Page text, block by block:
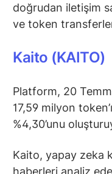
doğrudan iletişim
ve token
Kaito (KAITO)
Platform, 20
17,59 milyon
%4,30’unu
Kaito, yapay zeka
haberleri analiz